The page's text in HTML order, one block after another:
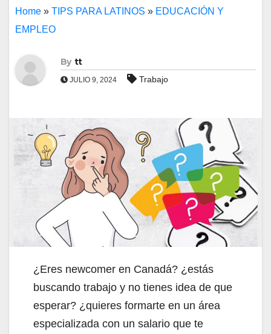
Home » TIPS PARA LATINOS » EDUCACIÓN Y
EMPLEO
By tt
JULIO 9, 2024 Trabajo
¿Eres newcomer en Canadá? ¿estás
buscando trabajo y no tienes idea de que
esperar? ¿quieres formarte en un área
especializada con un salario que te